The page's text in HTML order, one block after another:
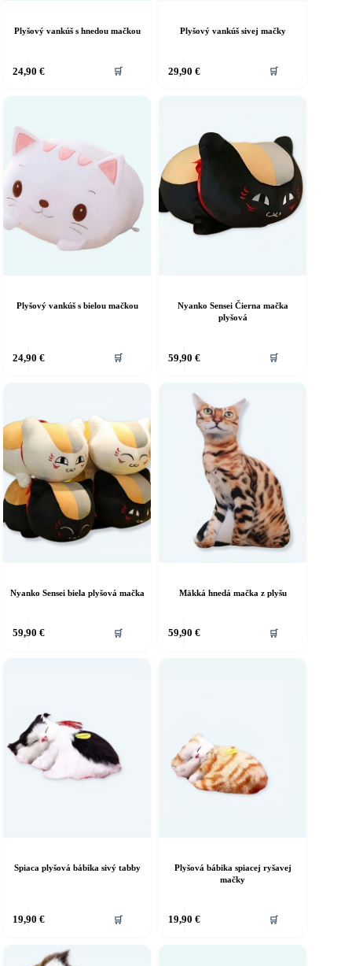
Plyšový vankúš s hnedou mačkou
24,90 € 🛒
Plyšový vankúš sivej mačky
29,90 € 🛒
Plyšový vankúš s bielou mačkou
24,90 € 🛒
Nyanko Sensei Čierna mačka
plyšová
59,90 € 🛒
produkt
variantov.
Možnosti
si
môžete
vybrať
na
stránke
produktu.
Nyanko Sensei biela plyšová mačka
59,90 € 🛒
Mäkká hnedá mačka z plyšu
59,90 € 🛒
produkt
stránke
produktu.
Spiaca plyšová bábika sivý tabby
19,90 € 🛒
Plyšová bábika spiacej ryšavej
mačky
19,90 € 🛒